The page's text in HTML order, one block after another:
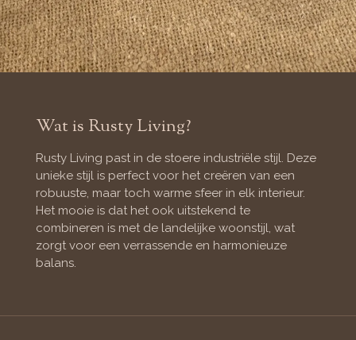
Wat is Rusty Living?
Rusty Living past in de stoere industriële stijl. Deze
unieke stijl is perfect voor het creëren van een
robuuste, maar toch warme sfeer in elk interieur.
Het mooie is dat het ook uitstekend te
combineren is met de landelijke woonstijl, wat
zorgt voor een verrassende en harmonieuze
balans.